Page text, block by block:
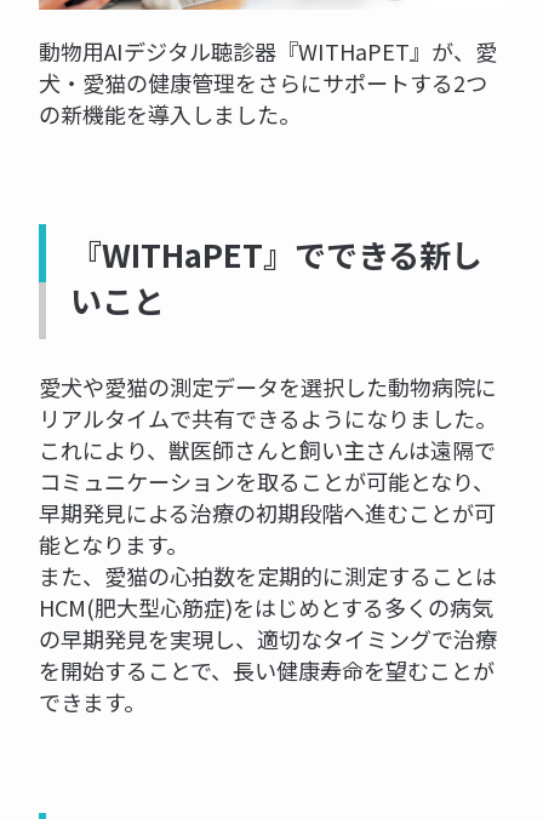
動物用AIデジタル聴診器『WITHaPET』が、愛
犬・愛猫の健康管理をさらにサポートする2つ
の新機能を導入しました。
『WITHaPET』でできる新し
いこと
愛犬や愛猫の測定データを選択した動物病院に
リアルタイムで共有できるようになりました。
これにより、獣医師さんと飼い主さんは遠隔で
コミュニケーションを取ることが可能となり、
早期発見による治療の初期段階へ進むことが可
能となります。
また、愛猫の心拍数を定期的に測定することは
HCM(肥大型心筋症)をはじめとする多くの病気
の早期発見を実現し、適切なタイミングで治療
を開始することで、長い健康寿命を望むことが
できます。